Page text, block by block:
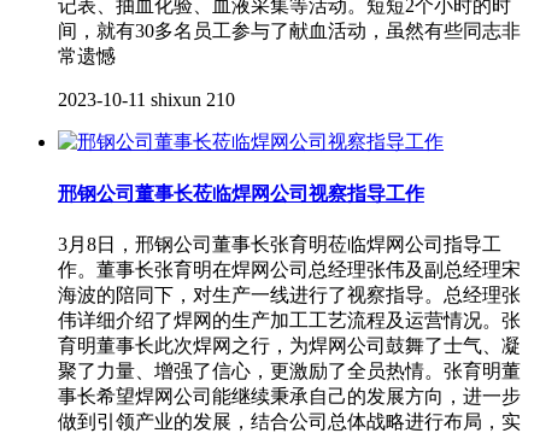
记表、抽血化验、血液采集等活动。短短2个小时的时
间，就有30多名员工参与了献血活动，虽然有些同志非
常遗憾
2023-10-11 shixun 210
邢钢公司董事长莅临焊网公司视察指导工作
3月8日，邢钢公司董事长张育明莅临焊网公司指导工
作。董事长张育明在焊网公司总经理张伟及副总经理宋
海波的陪同下，对生产一线进行了视察指导。总经理张
伟详细介绍了焊网的生产加工工艺流程及运营情况。张
育明董事长此次焊网之行，为焊网公司鼓舞了士气、凝
聚了力量、增强了信心，更激励了全员热情。张育明董
事长希望焊网公司能继续秉承自己的发展方向，进一步
做到引领产业的发展，结合公司总体战略进行布局，实